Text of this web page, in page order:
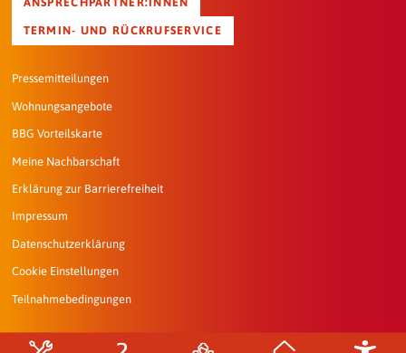
TERMIN- UND RÜCKRUFSERVICE
Pressemitteilungen
Wohnungsangebote
BBG Vorteilskarte
Meine Nachbarschaft
Erklärung zur Barrierefreiheit
Impressum
Datenschutzerklärung
Cookie Einstellungen
Teilnahmebedingungen